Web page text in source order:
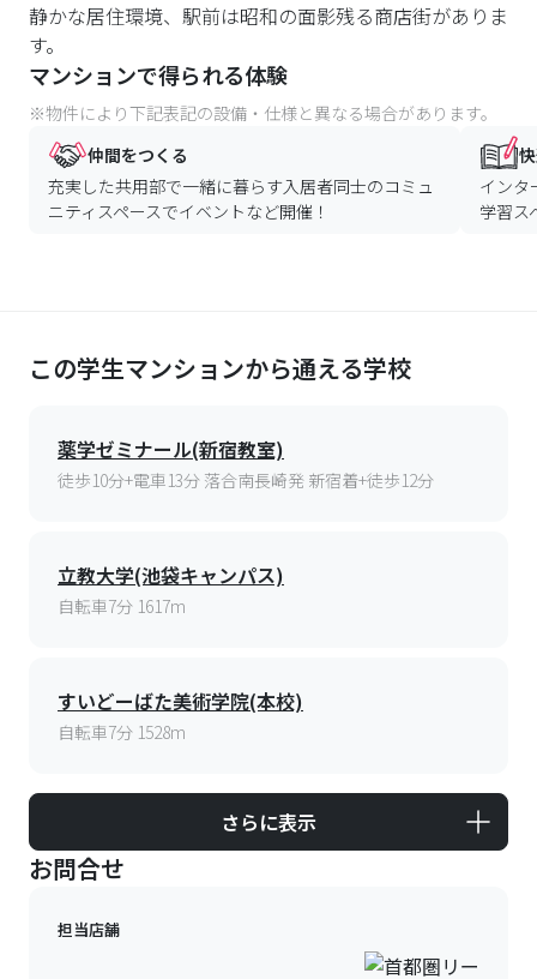
静かな居住環境、駅前は昭和の面影残る商店街がありま
す。
マンションで得られる体験
※物件により下記表記の設備・仕様と異なる場合があります。
仲間をつくる
充実した共用部で一緒に暮らす入居者同士のコミュ
ニティスペースでイベントなど開催！
インタ
学習ス
この学生マンションから通える学校
薬学ゼミナール(新宿教室)
徒歩10分+電車13分 落合南長崎発 新宿着+徒歩12分
立教大学(池袋キャンパス)
自転車7分 1617m
すいどーばた美術学院(本校)
自転車7分 1528m
さらに表示
お問合せ
担当店舗